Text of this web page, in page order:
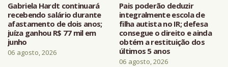
Gabriela Hardt continuará
recebendo salário durante
afastamento de dois anos;
juíza ganhou R$ 77 mil em
junho
06 agosto, 2026
Pais poderão deduzir
integralmente escola de
filha autista no IR; defesa
consegue o direito e ainda
obtém a restituição dos
últimos 5 anos
06 agosto, 2026